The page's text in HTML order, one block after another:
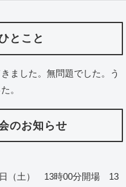
とこと
ました。無問題でした。う
。
のお知らせ
日（土） 13時00分開場 13